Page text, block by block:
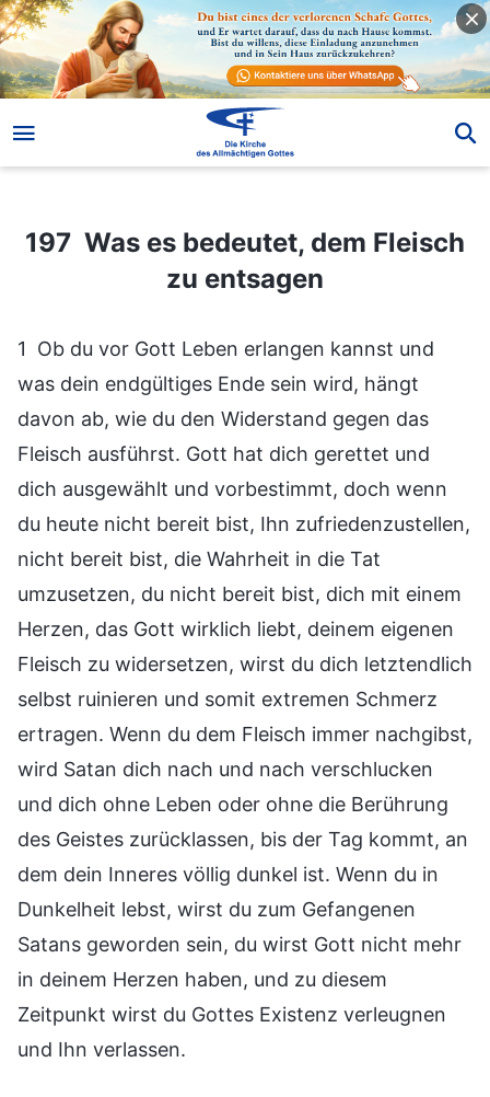
197 Was es bedeutet, dem Fleisch zu entsagen
197 Was es bedeutet, dem Fleisch
zu entsagen
1 Ob du vor Gott Leben erlangen kannst und
was dein endgültiges Ende sein wird, hängt
davon ab, wie du den Widerstand gegen das
Fleisch ausführst. Gott hat dich gerettet und
dich ausgewählt und vorbestimmt, doch wenn
du heute nicht bereit bist, Ihn zufriedenzustellen,
nicht bereit bist, die Wahrheit in die Tat
umzusetzen, du nicht bereit bist, dich mit einem
Herzen, das Gott wirklich liebt, deinem eigenen
Fleisch zu widersetzen, wirst du dich letztendlich
selbst ruinieren und somit extremen Schmerz
ertragen. Wenn du dem Fleisch immer nachgibst,
wird Satan dich nach und nach verschlucken
und dich ohne Leben oder ohne die Berührung
des Geistes zurücklassen, bis der Tag kommt, an
dem dein Inneres völlig dunkel ist. Wenn du in
Dunkelheit lebst, wirst du zum Gefangenen
Satans geworden sein, du wirst Gott nicht mehr
in deinem Herzen haben, und zu diesem
Zeitpunkt wirst du Gottes Existenz verleugnen
und Ihn verlassen.